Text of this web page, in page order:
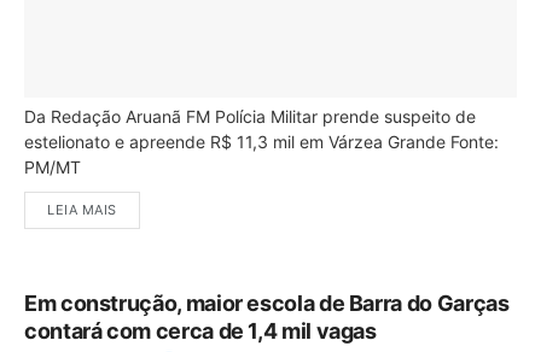
Da Redação Aruanã FM Polícia Militar prende suspeito de
estelionato e apreende R$ 11,3 mil em Várzea Grande Fonte:
PM/MT
LEIA MAIS
Em construção, maior escola de Barra do Garças
contará com cerca de 1,4 mil vagas